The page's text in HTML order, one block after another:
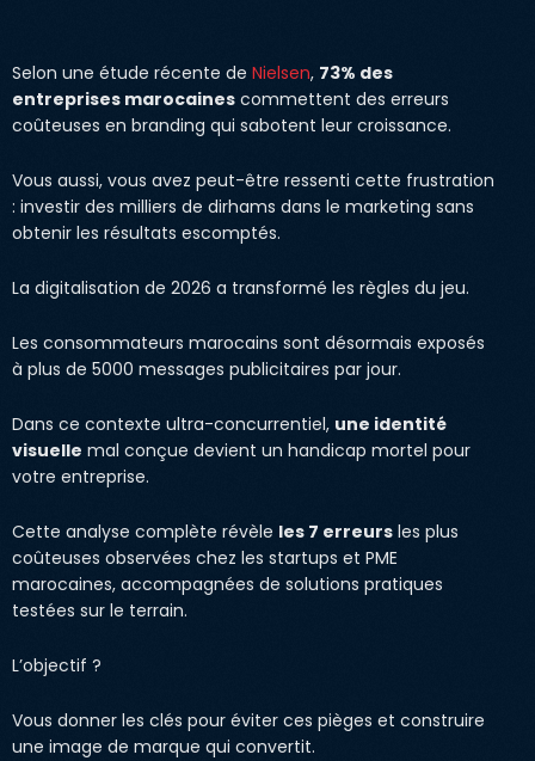
Selon une étude récente de Nielsen, 73% des
entreprises marocaines commettent des erreurs
coûteuses en branding qui sabotent leur croissance.
Vous aussi, vous avez peut-être ressenti cette frustration
: investir des milliers de dirhams dans le marketing sans
obtenir les résultats escomptés.
La digitalisation de 2026 a transformé les règles du jeu.
Les consommateurs marocains sont désormais exposés
à plus de 5000 messages publicitaires par jour.
Dans ce contexte ultra-concurrentiel, une identité
visuelle mal conçue devient un handicap mortel pour
votre entreprise.
Cette analyse complète révèle les 7 erreurs les plus
coûteuses observées chez les startups et PME
marocaines, accompagnées de solutions pratiques
testées sur le terrain.
L’objectif ?
Vous donner les clés pour éviter ces pièges et construire
une image de marque qui convertit.